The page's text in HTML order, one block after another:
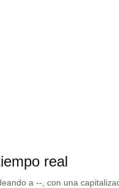
real
a --, con una